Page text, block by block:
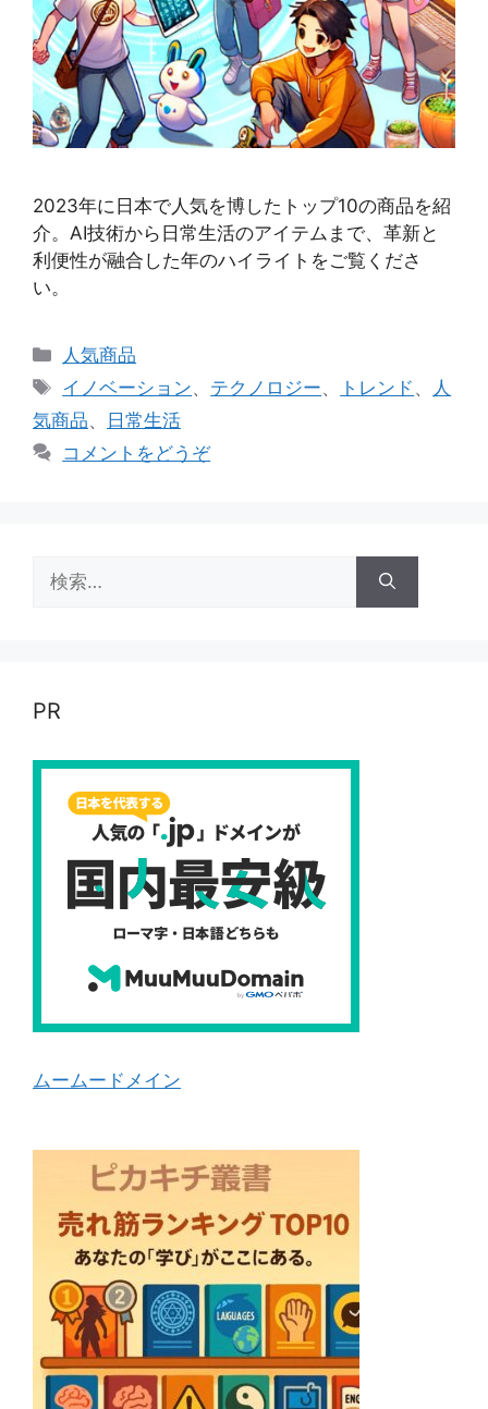
2023年に日本で人気を博したトップ10の商品を紹
介。AI技術から日常生活のアイテムまで、革新と
利便性が融合した年のハイライトをご覧くださ
い。
カ
テ
ゴ
リ
ー
人気商品
タ
グ
イノベーション、 テクノロジー、 トレンド 、
人
気商品、 日常生活
コメントをどうぞ
索:
PR
ムームードメイン